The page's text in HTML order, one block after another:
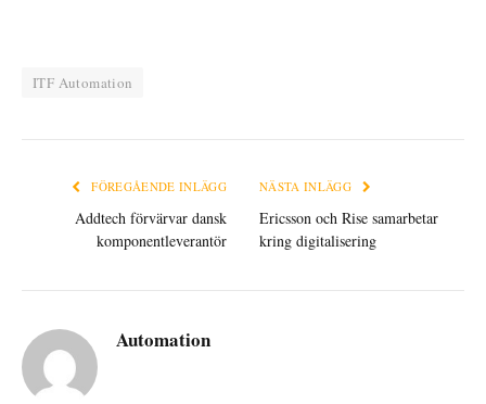
ITF Automation
FÖREGÅENDE INLÄGG
Addtech förvärvar dansk
komponentleverantör
NÄSTA INLÄGG
Ericsson och Rise samarbetar
kring digitalisering
Automation